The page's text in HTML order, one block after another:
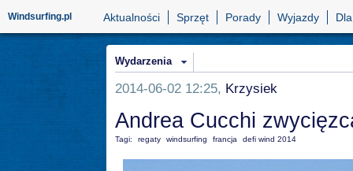
Windsurfing.pl Aktualności Sprzęt Porady Wyjazdy
Wydarzenia
2014-06-02 12:25, Krzysiek
Andrea Cucchi
Tagi: regaty windsurfing francja defi wind 2014